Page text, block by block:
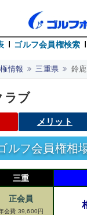
ゴルフ会員権検索
情報 三重県 鈴
ラブ
メリット
ルフ会員権相
三重
正会員
会費 39,600円